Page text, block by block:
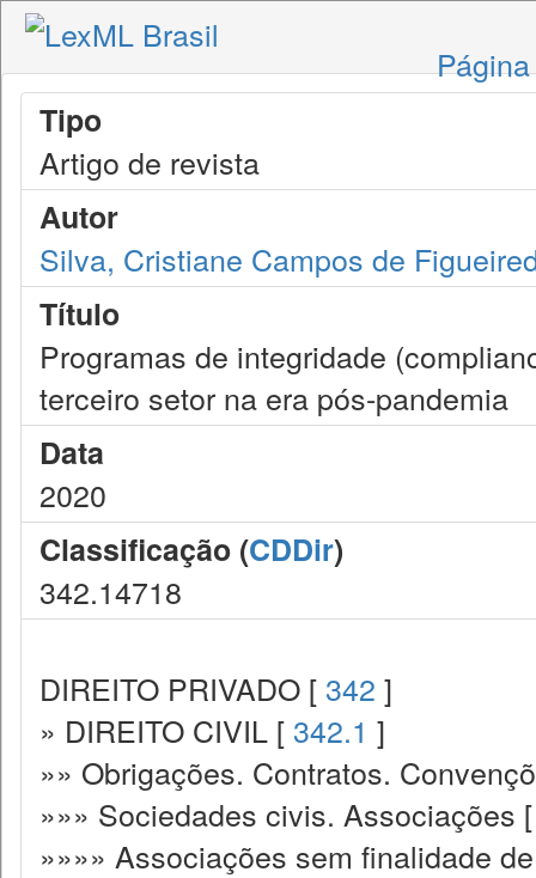
Tipo
Artigo de revista
Autor
Silva, Cristiane Campos de
Título
Programas de integridade
terceiro setor na era pós-pandemia
Data
2020
Classificação (CDDir)
342.14718
DIREITO PRIVADO [ 342 ]
» DIREITO CIVIL [ 342.1 ]
»» Obrigações. Contratos.
»»» Sociedades civis. Associações
»»»» Associações sem finalidade